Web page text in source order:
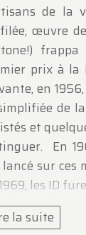
de la
œuvre
prix à la
en
de
et
En
sur ces
les ID
l'une de
enfin, après
la suite